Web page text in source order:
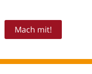
Mach mit!